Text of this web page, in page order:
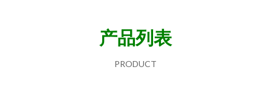
产品列表
PRODUCT